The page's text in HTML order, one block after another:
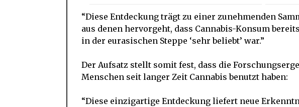
“Diese Entdeckung trägt zu einer zunehmenden
aus denen hervorgeht, dass Cannabis-Konsum
in der eurasischen Steppe ‘sehr beliebt’ war.”
Der Aufsatz stellt somit fest, dass die
Menschen seit langer Zeit Cannabis benutzt haben:
“Diese einzigartige Entdeckung liefert neue